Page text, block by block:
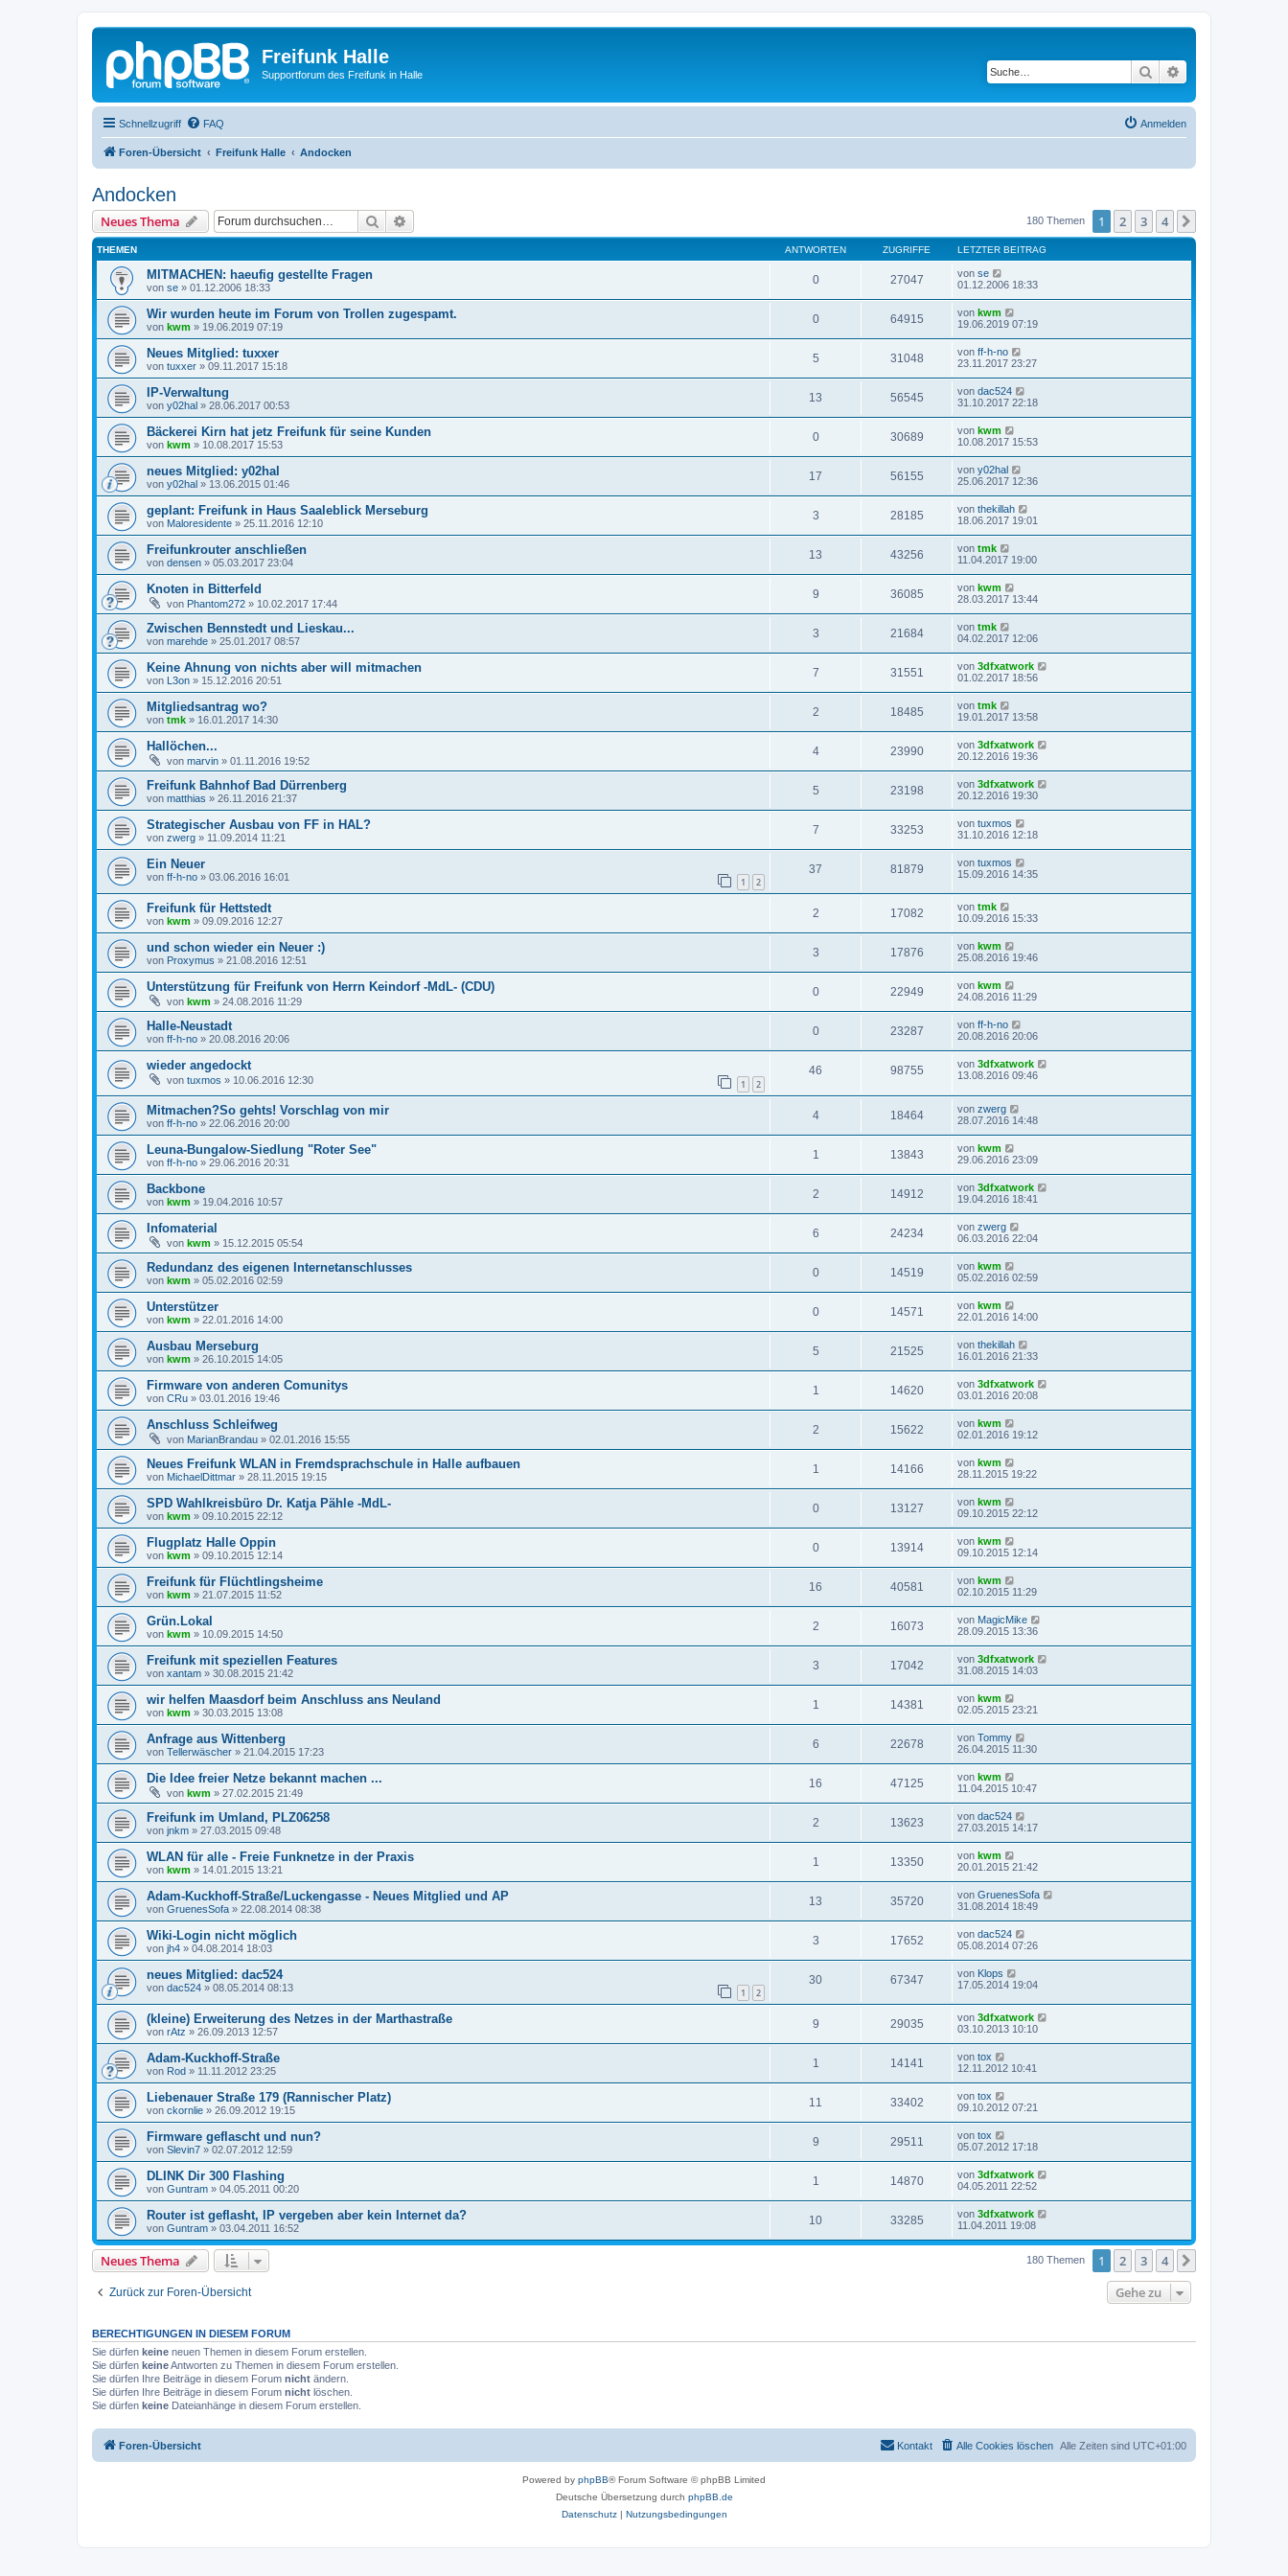
Freifunk Halle
Supportforum des Freifunk in Halle Suche
Schnellzugriff FAQ Anmelden
Foren-Übersicht Freifunk Halle Andocken
Andocken
Neues Thema Suche 180 Themen 1 2 3 4
THEMEN ANTWORTEN ZUGRIFFE LETZTER BEITRAG
MITMACHEN: haeufig gestellte Fragen
von se » 01.12.2006 18:33
0 27047 von se
01.12.2006 18:33
Wir wurden heute im Forum von Trollen zugespamt.
von kwm » 19.06.2019 07:19
0 64915 von kwm
19.06.2019 07:19
Neues Mitglied: tuxxer
von tuxxer » 09.11.2017 15:18
5 31048 von ff-h-no
23.11.2017 23:27
IP-Verwaltung
von y02hal » 28.06.2017 00:53
13 56545 von dac524
31.10.2017 22:18
Bäckerei Kirn hat jetz Freifunk für seine Kunden
von kwm » 10.08.2017 15:53
0 30689 von kwm
10.08.2017 15:53
neues Mitglied: y02hal
von y02hal » 13.06.2015 01:46
17 56155 von y02hal
25.06.2017 12:36
geplant: Freifunk in Haus Saaleblick Merseburg
von Maloresidente » 25.11.2016 12:10
3 28185 von thekillah
18.06.2017 19:01
Freifunkrouter anschließen
von densen » 05.03.2017 23:04
13 43256 von tmk
11.04.2017 19:00
Knoten in Bitterfeld
von Phantom272 » 10.02.2017 17:44
9 36085 von kwm
28.03.2017 13:44
Zwischen Bennstedt und Lieskau...
von marehde » 25.01.2017 08:57
3 21684 von tmk
04.02.2017 12:06
Keine Ahnung von nichts aber will mitmachen
von L3on » 15.12.2016 20:51
7 31551 von 3dfxatwork
01.02.2017 18:56
Mitgliedsantrag wo?
von tmk » 16.01.2017 14:30
2 18485 von tmk
19.01.2017 13:58
Hallöchen...
von marvin » 01.11.2016 19:52
4 23990 von 3dfxatwork
20.12.2016 19:36
Freifunk Bahnhof Bad Dürrenberg
von matthias » 26.11.2016 21:37
5 23198 von 3dfxatwork
20.12.2016 19:30
Strategischer Ausbau von FF in HAL?
von zwerg » 11.09.2014 11:21
7 33253 von tuxmos
31.10.2016 12:18
Ein Neuer
von ff-h-no » 03.06.2016 16:01 1 2
37 81879 von tuxmos
15.09.2016 14:35
Freifunk für Hettstedt
von kwm » 09.09.2016 12:27
2 17082 von tmk
10.09.2016 15:33
und schon wieder ein Neuer :)
von Proxymus » 21.08.2016 12:51
3 17876 von kwm
25.08.2016 19:46
Unterstützung für Freifunk von Herrn Keindorf -MdL- (CDU)
von kwm » 24.08.2016 11:29
0 22949 von kwm
24.08.2016 11:29
Halle-Neustadt
von ff-h-no » 20.08.2016 20:06
0 23287 von ff-h-no
20.08.2016 20:06
wieder angedockt
von tuxmos » 10.06.2016 12:30 1 2
46 98755 von 3dfxatwork
13.08.2016 09:46
Mitmachen?So gehts! Vorschlag von mir
von ff-h-no » 22.06.2016 20:00
4 18464 von zwerg
28.07.2016 14:48
Leuna-Bungalow-Siedlung "Roter See"
von ff-h-no » 29.06.2016 20:31
1 13843 von kwm
29.06.2016 23:09
Backbone
von kwm » 19.04.2016 10:57
2 14912 von 3dfxatwork
19.04.2016 18:41
Infomaterial
von kwm » 15.12.2015 05:54
6 24234 von zwerg
06.03.2016 22:04
Redundanz des eigenen Internetanschlusses
von kwm » 05.02.2016 02:59
0 14519 von kwm
05.02.2016 02:59
Unterstützer
von kwm » 22.01.2016 14:00
0 14571 von kwm
22.01.2016 14:00
Ausbau Merseburg
von kwm » 26.10.2015 14:05
5 21525 von thekillah
16.01.2016 21:33
Firmware von anderen Comunitys
von CRu » 03.01.2016 19:46
1 14620 von 3dfxatwork
03.01.2016 20:08
Anschluss Schleifweg
von MarianBrandau » 02.01.2016 15:55
2 15622 von kwm
02.01.2016 19:12
Neues Freifunk WLAN in Fremdsprachschule in Halle aufbauen
von MichaelDittmar » 28.11.2015 19:15
1 14166 von kwm
28.11.2015 19:22
SPD Wahlkreisbüro Dr. Katja Pähle -MdL-
von kwm » 09.10.2015 22:12
0 13127 von kwm
09.10.2015 22:12
Flugplatz Halle Oppin
von kwm » 09.10.2015 12:14
0 13914 von kwm
09.10.2015 12:14
Freifunk für Flüchtlingsheime
von kwm » 21.07.2015 11:52
16 40581 von kwm
02.10.2015 11:29
Grün.Lokal
von kwm » 10.09.2015 14:50
2 16073 von MagicMike
28.09.2015 13:36
Freifunk mit speziellen Features
von xantam » 30.08.2015 21:42
3 17042 von 3dfxatwork
31.08.2015 14:03
wir helfen Maasdorf beim Anschluss ans Neuland
von kwm » 30.03.2015 13:08
1 14381 von kwm
02.05.2015 23:21
Anfrage aus Wittenberg
von Tellerwäscher » 21.04.2015 17:23
6 22678 von Tommy
26.04.2015 11:30
Die Idee freier Netze bekannt machen ...
von kwm » 27.02.2015 21:49
16 47125 von kwm
11.04.2015 10:47
Freifunk im Umland, PLZ06258
von jnkm » 27.03.2015 09:48
2 13623 von dac524
27.03.2015 14:17
WLAN für alle - Freie Funknetze in der Praxis
von kwm » 14.01.2015 13:21
1 13350 von kwm
20.01.2015 21:42
Adam-Kuckhoff-Straße/Luckengasse - Neues Mitglied und AP
von GruenesSofa » 22.08.2014 08:38
13 35720 von GruenesSofa
31.08.2014 18:49
Wiki-Login nicht möglich
von jh4 » 04.08.2014 18:03
3 17652 von dac524
05.08.2014 07:26
neues Mitglied: dac524
von dac524 » 08.05.2014 08:13 1 2
30 67347 von Klops
17.05.2014 19:04
(kleine) Erweiterung des Netzes in der Marthastraße
von rAtz » 26.09.2013 12:57
9 29035 von 3dfxatwork
03.10.2013 10:10
Adam-Kuckhoff-Straße
von Rod » 11.11.2012 23:25
1 14141 von tox
12.11.2012 10:41
Liebenauer Straße 179 (Rannischer Platz)
von ckornlie » 26.09.2012 19:15
11 33402 von tox
09.10.2012 07:21
Firmware geflascht und nun?
von Slevin7 » 02.07.2012 12:59
9 29511 von tox
05.07.2012 17:18
DLINK Dir 300 Flashing
von Guntram » 04.05.2011 00:20
1 14870 von 3dfxatwork
04.05.2011 22:52
Router ist geflasht, IP vergeben aber kein Internet da?
von Guntram » 03.04.2011 16:52
10 33285 von 3dfxatwork
11.04.2011 19:08
Neues Thema 180 Themen 1 2 3 4
Zurück zur Foren-Übersicht Gehe zu
BERECHTIGUNGEN IN DIESEM FORUM
Sie dürfen keine neuen Themen in diesem Forum erstellen.
Sie dürfen keineAntworten zu Themen in diesem Forum erstellen.
Sie dürfen Ihre Beiträge in diesem Forum nicht ändern.
Sie dürfen Ihre Beiträge in diesem Forum nicht löschen.
Sie dürfen keine Dateianhänge in diesem Forum erstellen.
Foren-Übersicht Alle Zeiten sind UTC+01:00
Alle Cookies löschen
Kontakt
Powered by phpBB® Forum Software © phpBB Limited
Deutsche Übersetzung durch phpBB.de
Datenschutz| Nutzungsbedingungen